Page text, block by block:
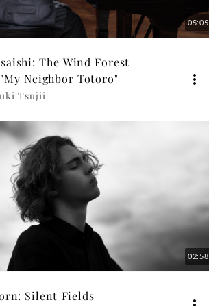
05:05
The Wind Forest
Neighbor Totoro"
Tsujii
02:58
Silent Fields